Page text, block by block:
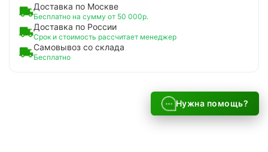
Доставка по Москве
Бесплатно на сумму от 50 000р.
Доставка по России
Срок и стоимость рассчитает менеджер
Самовывоз со склада
Бесплатно
Нужна помощь?